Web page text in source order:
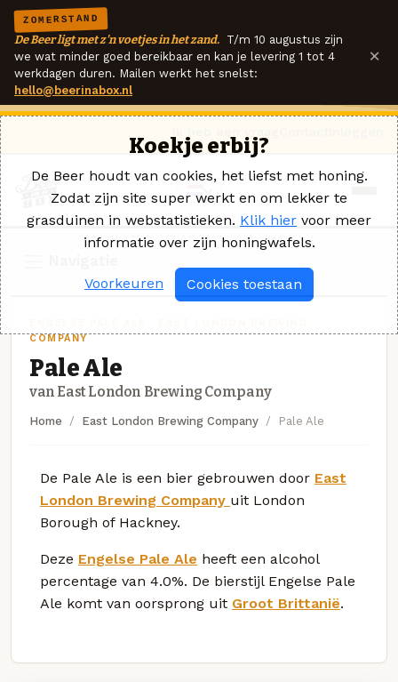
ZOMERSTAND
De Beer ligt met z'n voetjes in het zand. T/m 10 augustus zijn
we wat minder goed bereikbaar en kan je levering 1 tot 4
werkdagen duren. Mailen werkt het snelst:
hello@beerinabox.nl
×
COMPANY
Pale Ale
van East London Brewing Company
Home East London Brewing Company Pale Ale
De Pale Ale is een bier gebrouwen door East
London Brewing Company uit London
Borough of Hackney.
Deze Engelse Pale Ale heeft een alcohol
percentage van 4.0%. De bierstijl Engelse Pale
Ale komt van oorsprong uit Groot Brittanië.
Koekje erbij?
De Beer houdt van cookies, het liefst met honing.
Zodat zijn site super werkt en om lekker te
grasduinen in webstatistieken. Klik hier voor meer
informatie over zijn honingwafels.
Voorkeuren Cookies toestaan